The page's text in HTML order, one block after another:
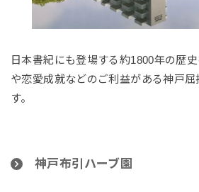
日本書紀にも登場する約1800年の歴
や恋愛成就などのご利益がある神戸
す。
神戸布引ハーブ園